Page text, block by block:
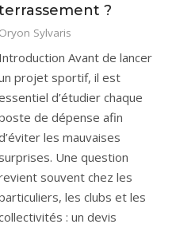
?
Oryon Sylvaris
Introduction Avant de lancer
projet sportif, il est
d’étudier chaque
de dépense afin
les mauvaises
surprises. Une question
souvent chez les
les clubs et les
: un devis